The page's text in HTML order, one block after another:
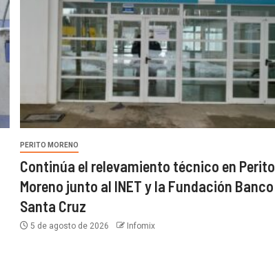
PERITO MORENO
Continúa el relevamiento técnico en Perito
Moreno junto al INET y la Fundación Banco
Santa Cruz
5 de agosto de 2026 Infomix